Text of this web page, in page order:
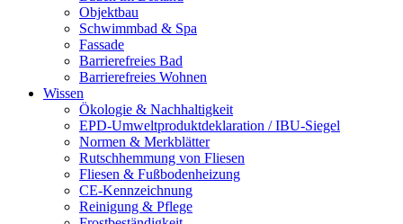
Objektbau
Schwimmbad & Spa
Fassade
Barrierefreies Bad
Barrierefreies Wohnen
Wissen
Ökologie & Nachhaltigkeit
EPD-Umweltproduktdeklaration / IBU-Siegel
Normen & Merkblätter
Rutschhemmung von Fliesen
Fliesen & Fußbodenheizung
CE-Kennzeichnung
Reinigung & Pflege